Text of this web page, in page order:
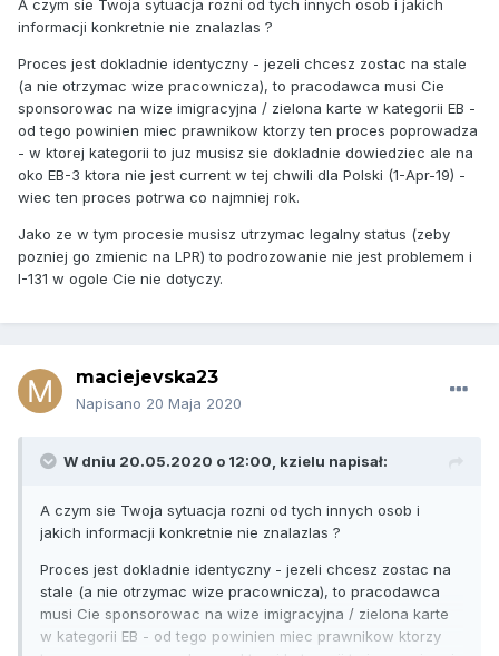
A czym sie Twoja sytuacja rozni od tych innych osob i jakich
informacji konkretnie nie znalazlas ?
Proces jest dokladnie identyczny - jezeli chcesz zostac na stale
(a nie otrzymac wize pracownicza), to pracodawca musi Cie
sponsorowac na wize imigracyjna / zielona karte w kategorii EB -
od tego powinien miec prawnikow ktorzy ten proces poprowadza
- w ktorej kategorii to juz musisz sie dokladnie dowiedziec ale na
oko EB-3 ktora nie jest current w tej chwili dla Polski (1-Apr-19) -
wiec ten proces potrwa co najmniej rok.
Jako ze w tym procesie musisz utrzymac legalny status (zeby
pozniej go zmienic na LPR) to podrozowanie nie jest problemem i
I-131 w ogole Cie nie dotyczy.
maciejevska23
Napisano 20 Maja 2020
W dniu 20.05.2020 o 12:00, kzielu napisał:
A czym sie Twoja sytuacja rozni od tych innych osob i
jakich informacji konkretnie nie znalazlas ?
Proces jest dokladnie identyczny - jezeli chcesz zostac na
stale (a nie otrzymac wize pracownicza), to pracodawca
musi Cie sponsorowac na wize imigracyjna / zielona karte
w kategorii EB - od tego powinien miec prawnikow ktorzy